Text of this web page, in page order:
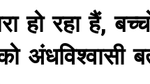
हो रहा हैं,
अंधविश्वासी